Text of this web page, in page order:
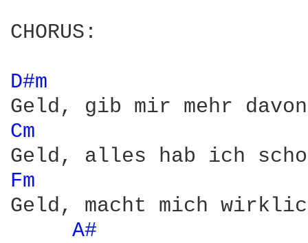
CHORUS:
D#m
Cm
Fm
Geld, macht mich
A#